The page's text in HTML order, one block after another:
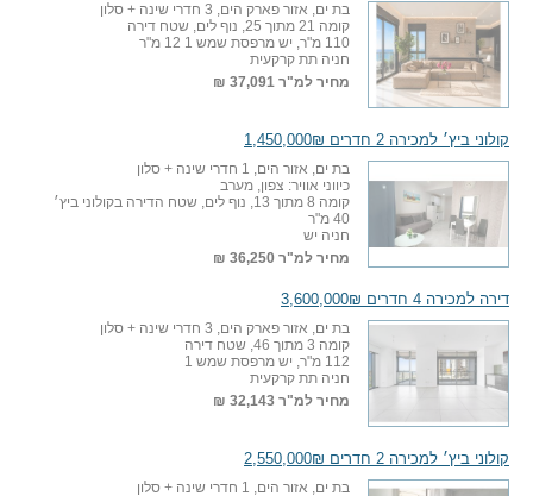
בת ים, אזור פארק הים, 3 חדרי שינה + סלון
קומה 21 מתוך 25, נוף לים, שטח דירה
110 מ"ר, יש מרפסת שמש 1 12 מ"ר
חניה תת קרקעית
מחיר למ"ר 37,091 ₪
קולוני ביץ׳ למכירה 2 חדרים 1,450,000₪
בת ים, אזור הים, 1 חדרי שינה + סלון
כיווני אוויר: צפון, מערב
קומה 8 מתוך 13, נוף לים, שטח הדירה בקולוני ביץ׳
40 מ"ר
חניה יש
מחיר למ"ר 36,250 ₪
דירה למכירה 4 חדרים 3,600,000₪
בת ים, אזור פארק הים, 3 חדרי שינה + סלון
קומה 3 מתוך 46, שטח דירה
112 מ"ר, יש מרפסת שמש 1
חניה תת קרקעית
מחיר למ"ר 32,143 ₪
קולוני ביץ׳ למכירה 2 חדרים 2,550,000₪
בת ים, אזור הים, 1 חדרי שינה + סלון